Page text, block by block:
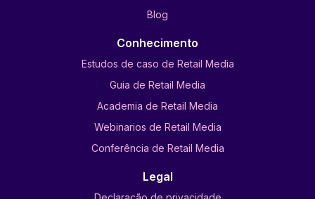
Blog
Conhecimento
Estudos de caso de Retail Media
Guia de Retail Media
Academia de Retail Media
Webinarios de Retail Media
Conferência de Retail Media
Legal